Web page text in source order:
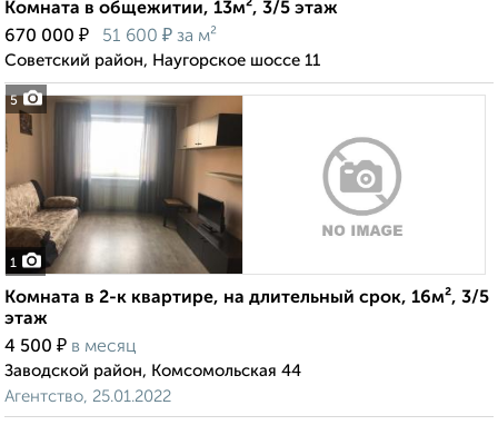
5
Комната в общежитии, 13м², 3/5 этаж
670 000 ₽ 51 600 ₽ за м²
Советский район, Наугорское шоссе 11
1
Комната в 2-к квартире, на длительный срок, 16м², 3/5
этаж
4 500 ₽ в месяц
Заводской район, Комсомольская 44
Агентство, 25.01.2022